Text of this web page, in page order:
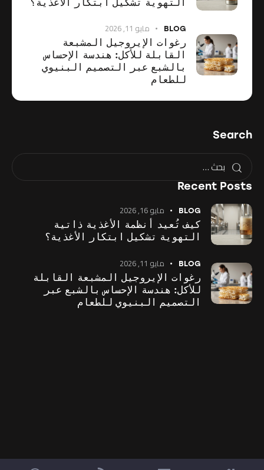
BLOG مايو 11, 2026
رغوات الإيروجيل المشبعة
القابلة للأكل: هندسة الإحساس
بالشبع عبر التصميم البنيوي
للطعام
Search
Recent Posts
BLOG مايو 16, 2026
كيف تُعيد أنظمة الأغذية ذاتية
التهوية تشكيل ابتكار الأغذية؟
BLOG مايو 11, 2026
رغوات الإيروجيل المشبعة القابلة
للأكل: هندسة الإحساس بالشبع عبر
التصميم البنيوي للطعام